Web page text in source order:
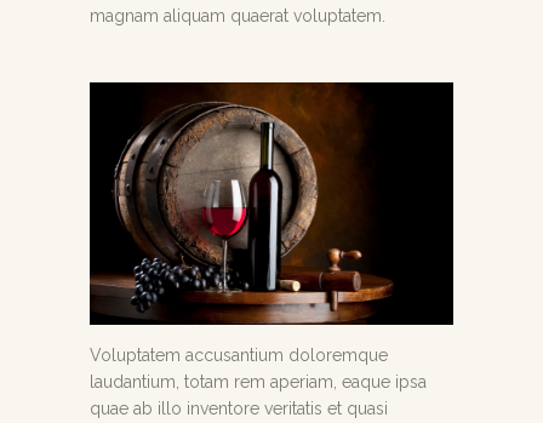
magnam aliquam quaerat voluptatem.
Voluptatem accusantium doloremque
laudantium, totam rem aperiam, eaque ipsa
quae ab illo inventore veritatis et quasi